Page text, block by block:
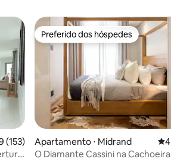
uma avaliação média de 5, 153
(153)
Preferido dos hóspedes
Preferido dos hóspedes
Apartamento ⋅ Midrand
O Diamante Cassini na Cachoeira